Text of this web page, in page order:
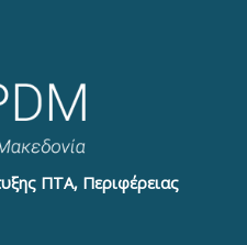
ΠΤΑ, Περιφέρειας